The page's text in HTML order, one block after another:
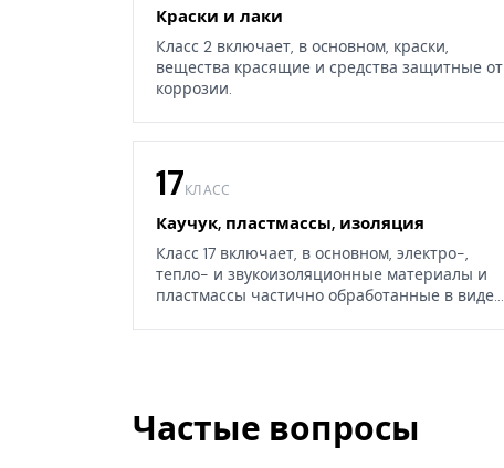
Краски и лаки
Класс 2 включает, в основном, краски,
вещества красящие и средства защитные от
коррозии.
17КЛАСС
Каучук, пластмассы, изоляция
Класс 17 включает, в основном, электро-,
тепло- и звукоизоляционные материалы и
пластмассы частично обработанные в виде
Частые вопросы